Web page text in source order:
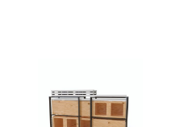
Kleinaufbewahrung
Einzelteile